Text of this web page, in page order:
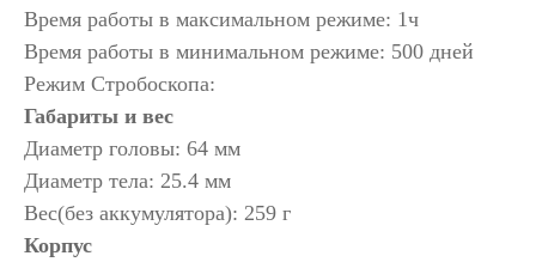
Время работы в максимальном режиме: 1ч
Время работы в минимальном режиме: 500 дней
Режим Стробоскопа:
Габариты и вес
Диаметр головы: 64 мм
Диаметр тела: 25.4 мм
Вес(без аккумулятора): 259 г
Корпус